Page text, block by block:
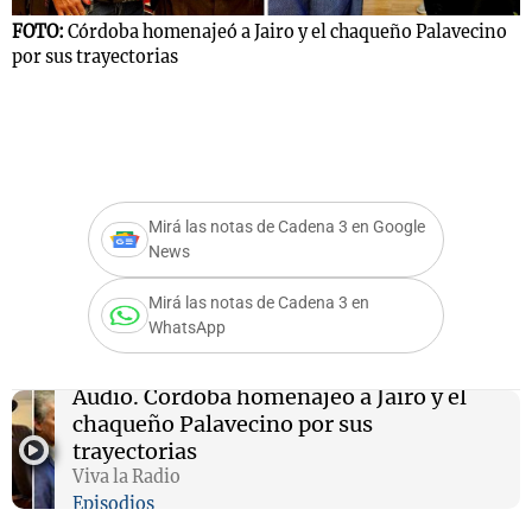
FOTO: Córdoba homenajeó a Jairo y el chaqueño Palavecino
por sus trayectorias
Mirá las notas de Cadena 3 en Google
News
Mirá las notas de Cadena 3 en
WhatsApp
Audio. Córdoba homenajeó a Jairo y el
chaqueño Palavecino por sus
trayectorias
Viva la Radio
Episodios
Mundial 2026
La Sole en
Cadena 3